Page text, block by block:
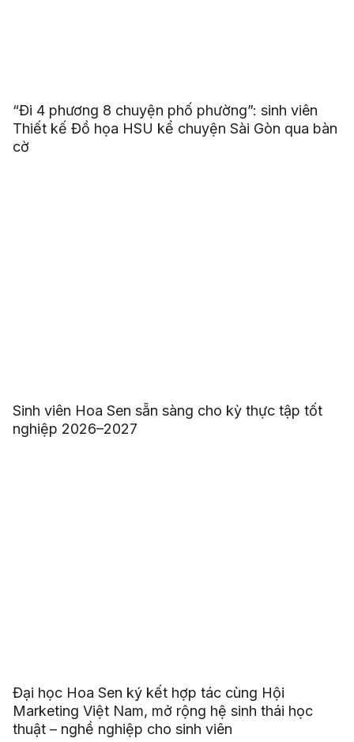
“Đi 4 phương 8 chuyện phố phường”: sinh viên
Thiết kế Đồ họa HSU kể chuyện Sài Gòn qua bàn
cờ
Sinh viên Hoa Sen sẵn sàng cho kỳ thực tập tốt
nghiệp 2026–2027
Đại học Hoa Sen ký kết hợp tác cùng Hội
Marketing Việt Nam, mở rộng hệ sinh thái học
thuật – nghề nghiệp cho sinh viên